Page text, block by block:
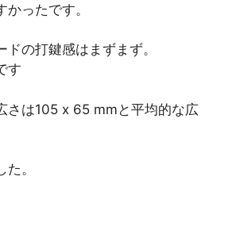
ったです。
の打鍵感はまずまず。
す
さは105 x 65 mmと平均的な広
。